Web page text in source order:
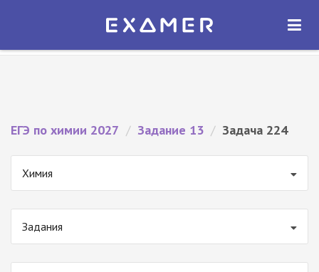
Экзамер — ЕГЭ 2027
ОТКРЫТЬ
ЕГЭ по химии 2027 / Задание 13 / Задача 224
Химия
Задания